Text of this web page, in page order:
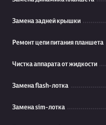
Замена задней крышки
Ремонт цепи питания планшета
Чистка аппарата от жидкости
Замена flash-лотка
Замена sim-лотка